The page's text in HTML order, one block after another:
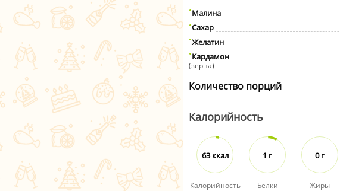
Малина
Сахар
Желатин
Кардамон
(зерна)
Количество порций
Калорийность
63 ккал
Калорийность
1 г
Белки
0 г
Жиры